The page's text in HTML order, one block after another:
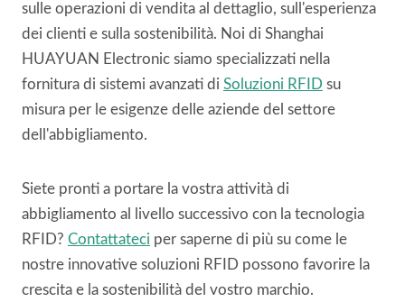
sulle operazioni di vendita al dettaglio, sull'esperienza
dei clienti e sulla sostenibilità. Noi di Shanghai
HUAYUAN Electronic siamo specializzati nella
fornitura di sistemi avanzati di Soluzioni RFID su
misura per le esigenze delle aziende del settore
dell'abbigliamento.
Siete pronti a portare la vostra attività di
abbigliamento al livello successivo con la tecnologia
RFID? Contattateci per saperne di più su come le
nostre innovative soluzioni RFID possono favorire la
crescita e la sostenibilità del vostro marchio.